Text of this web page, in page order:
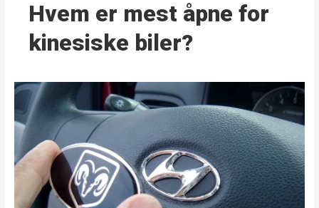
Hvem er mest åpne for
kinesiske biler?